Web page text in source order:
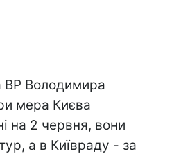
ВР Володимира
мера Києва
на 2 червня, вони
а в Київраду - за